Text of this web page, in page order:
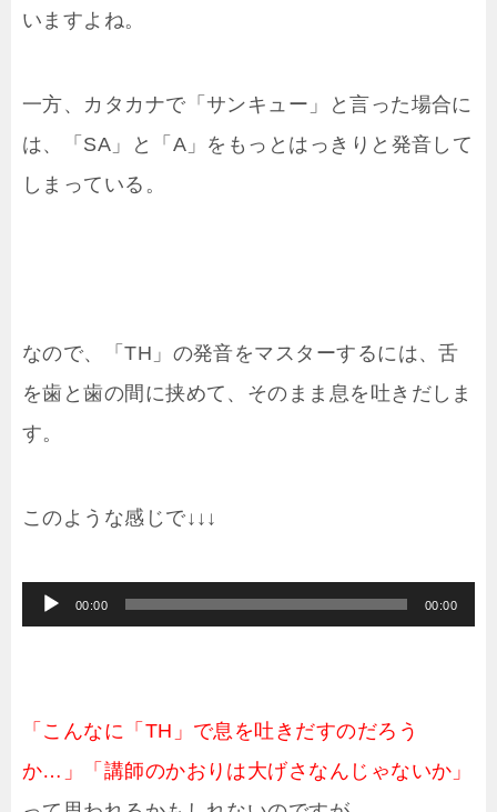
いますよね。
一方、カタカナで「サンキュー」と言った場合に
は、「SA」と「A」をもっとはっきりと発音して
しまっている。
なので、「TH」の発音をマスターするには、舌
を歯と歯の間に挟めて、そのまま息を吐きだしま
す。
このような感じで↓↓↓
レ
ー
00:00 00:00
「こんなに「TH」で息を吐きだすのだろう
か…」「講師のかおりは大げさなんじゃないか」